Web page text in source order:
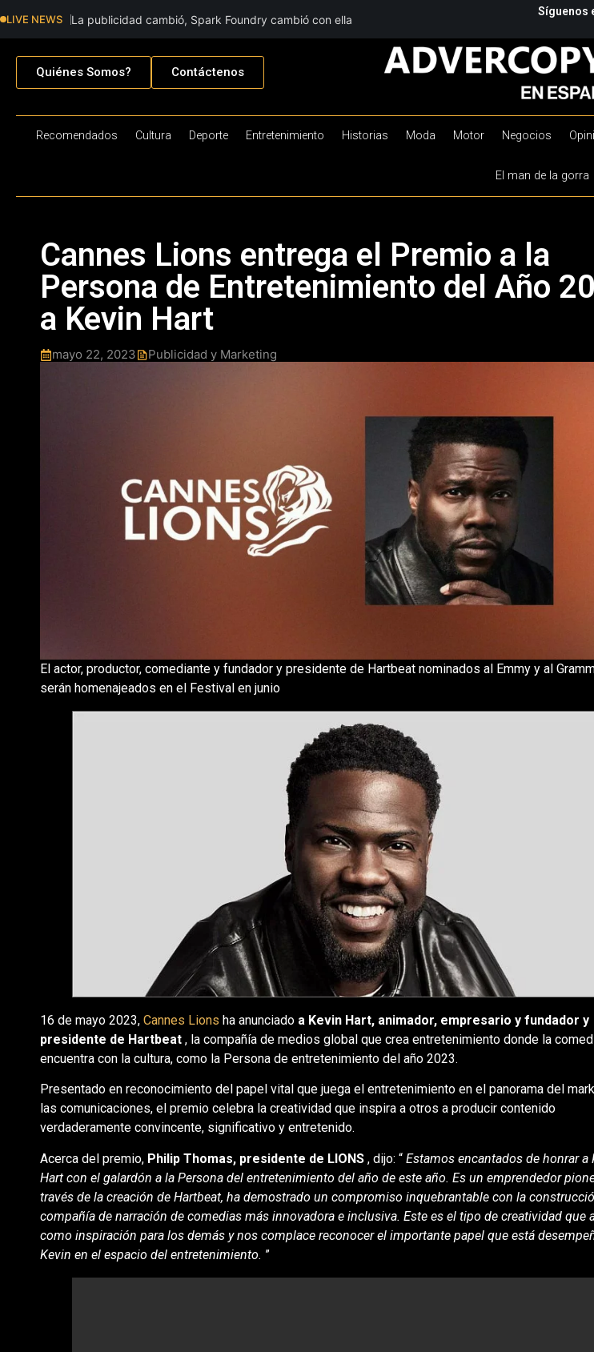
LIVE NEWS La publicidad cambió, Spark Foundry cambió con ella
Síguenos
Quiénes Somos? Contáctenos
Recomendados Cultura Deporte Entretenimiento Historias Moda Motor Negocios
El man de la gorra
Cannes Lions entrega el Premio a la
Persona de Entretenimiento del Año
a Kevin Hart
mayo 22, 2023 Publicidad y Marketing
El actor, productor, comediante y fundador y presidente de Hartbeat nominados al Emmy y al
serán homenajeados en el Festival en junio
16 de mayo 2023, Cannes Lions ha anunciado a Kevin Hart, animador, empresario y fundador y
presidente de Hartbeat, la compañía de medios global que crea entretenimiento donde la
encuentra con la cultura, como la Persona de entretenimiento del año 2023.
Presentado en reconocimiento del papel vital que juega el entretenimiento en el panorama del
las comunicaciones, el premio celebra la creatividad que inspira a otros a producir contenido
verdaderamente convincente, significativo y entretenido.
Acerca del premio, Philip Thomas, presidente de LIONS, dijo: “ Estamos encantados de honrar a
Hart con el galardón a la Persona del entretenimiento del año de este año. Es un emprendedor
través de la creación de Hartbeat, ha demostrado un compromiso inquebrantable con la
compañía de narración de comedias más innovadora e inclusiva. Este es el tipo de creatividad que
como inspiración para los demás y nos complace reconocer el importante papel que está
Kevin en el espacio del entretenimiento. ”